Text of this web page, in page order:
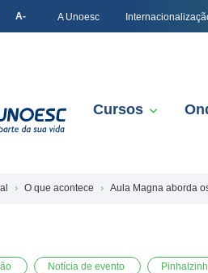
A- A Unoesc
Cursos
O que acontece Aula Magna aborda
Notícia de evento